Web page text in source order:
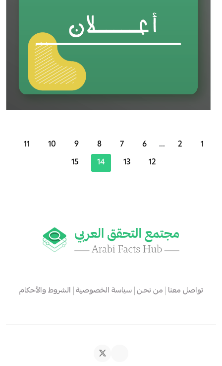
1
2
...
6
7
8
9
10
11
12
13
14
15
تواصل معنا من نحـن سياسة الخصوصية الشروط والأحكام